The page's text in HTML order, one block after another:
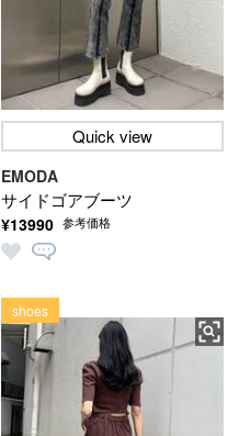
Quick view
サイドゴアブーツ
EMODA
¥13990 参考価格
shoes